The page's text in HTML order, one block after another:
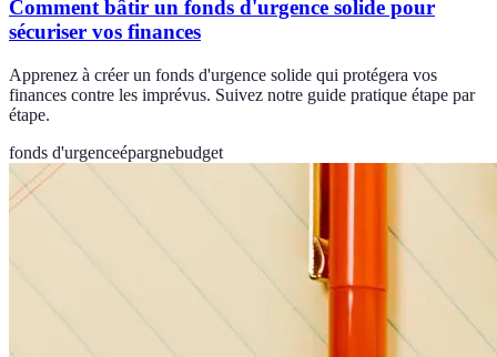
Comment bâtir un fonds d'urgence solide pour
sécuriser vos finances
Apprenez à créer un fonds d'urgence solide qui protégera vos
finances contre les imprévus. Suivez notre guide pratique étape par
étape.
fonds d'urgenceépargnebudget